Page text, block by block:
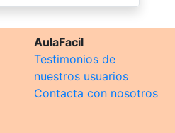
AulaFacil
Testimonios de
nuestros usuarios
Contacta con nosotros